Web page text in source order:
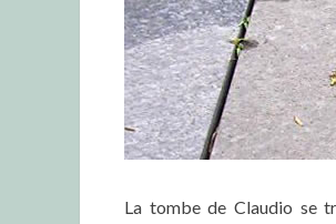
La tombe de Claudio se